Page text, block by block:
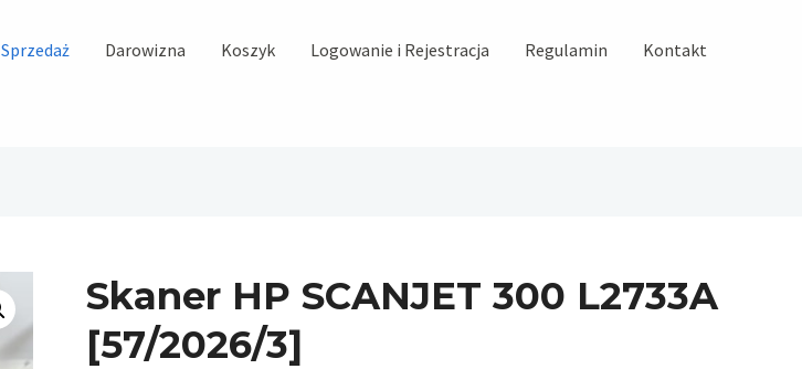
Sprzedaż Darowizna Koszyk Logowanie i Rejestracja Regulamin Kontakt
Skaner HP SCANJET 300 L2733A
[57/2026/3]